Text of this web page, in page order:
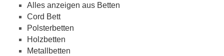
Alles anzeigen aus Betten
Cord Bett
Polsterbetten
Holzbetten
Metallbetten